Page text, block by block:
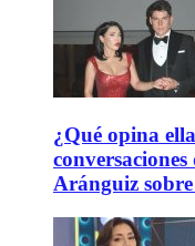
¿Qué opina
Aránguiz